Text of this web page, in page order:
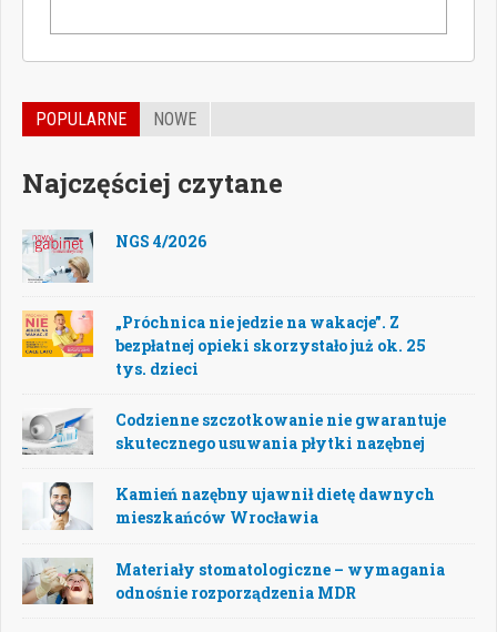
POPULARNE NOWE
Najczęściej czytane
NGS 4/2026
„Próchnica nie jedzie na wakacje”. Z
bezpłatnej opieki skorzystało już ok. 25
tys. dzieci
Codzienne szczotkowanie nie gwarantuje
skutecznego usuwania płytki nazębnej
Kamień nazębny ujawnił dietę dawnych
mieszkańców Wrocławia
Materiały stomatologiczne – wymagania
odnośnie rozporządzenia MDR